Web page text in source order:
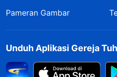
Pameran Gambar
Unduh Aplikasi Gereja